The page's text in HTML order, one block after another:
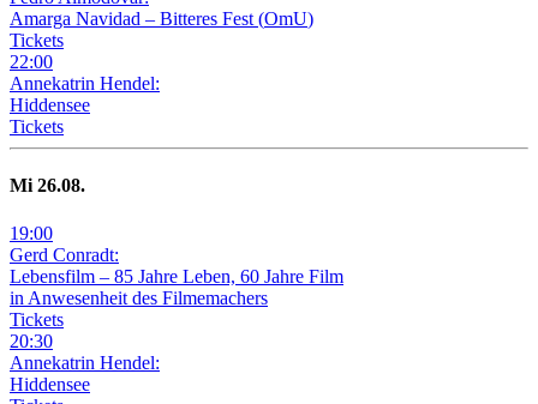
Amarga Navidad – Bitteres Fest (OmU)
Tickets
22:00
Annekatrin Hendel:
Hiddensee
Tickets
Mi 26.08.
19:00
Gerd Conradt:
Lebensfilm – 85 Jahre Leben, 60 Jahre Film
in Anwesenheit des Filmemachers
Tickets
20:30
Annekatrin Hendel:
Hiddensee